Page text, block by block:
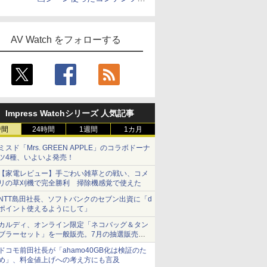
AV Watch をフォローする
Impress Watchシリーズ 人気記事
24時間 1週間 1カ月
スド「Mrs. GREEN APPLE」のコラボドーナ
4種、いよいよ発売！
家電レビュー】手ごわい雑草との戦い、コメ
の草刈機で完全勝利 掃除機感覚で使えた
島田社長、ソフトバンクのセブン出資に「d
イント使えるようにして」
ルディ、オンライン限定「ネコバッグ＆タン
ラーセット」を一般販売。7月の抽選販売の
選無効分
コモ前田社長が「ahamo40GB化は検証のた
」、料金値上げへの考え方にも言及